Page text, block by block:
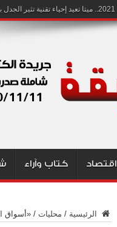
اقتصاد كتاب وآراء
الرئيسية / محليات / «أسواق